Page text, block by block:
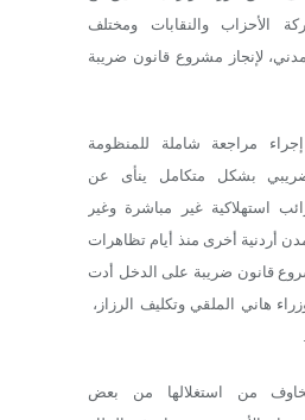
الأحزاب والنقابات ومختلف
لإنجاز مشروع قانون ضريبة
مراجعة شاملة للمنظومة
بشكل متكامل ينأى عن
استهلاكية غير مباشرة وغير
أردنية أخرى منذ أيام تظاهرات
قانون ضريبة على الدخل أدت
هاني الملقي وتكليف الرزاز،
مخاوف من استغلالها من بعض